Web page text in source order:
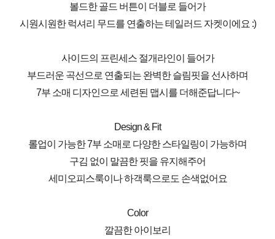
볼드한 골드 버튼이 더블로 들어가
시원시원한 럭셔리 무드를 연출하는 테일러드 자켓이에요 :)
사이드의 프린세스 절개라인이 들어가
부드러운 곡선으로 연출되는 완벽한 슬림핏을 선사하며
7부 소매 디자인으로 세련된 맵시를 더해준답니다~
Design & Fit
롤업이 가능한 7부 소매로 다양한 스타일링이 가능하며
구김 없이 말끔한 핏을 유지해주어
세미오피스룩이나 하객룩으로도 손색없어요
Color
깔끔한 아이보리